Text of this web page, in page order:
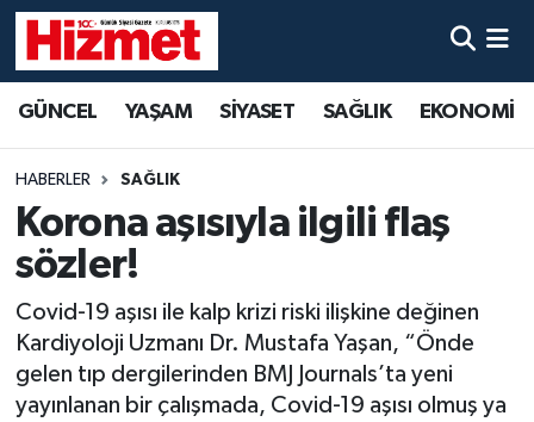
GÜNCEL YAŞAM SİYASET SAĞLIK EKONOMİ
HABERLER SAĞLIK
Korona aşısıyla ilgili flaş
sözler!
Covid-19 aşısı ile kalp krizi riski ilişkine değinen
Kardiyoloji Uzmanı Dr. Mustafa Yaşan, “Önde
gelen tıp dergilerinden BMJ Journals’ta yeni
yayınlanan bir çalışmada, Covid-19 aşısı olmuş ya
YAŞAM
SİYASET
SAĞLIK
EKONOMİ
KÜLTÜR SANAT
Denizli Hava Durumu
Denizli Trafik Yoğunluk Haritası
Süper Lig Puan Durumu ve Fikstür
Tüm Manşetler
Son Dakika Haberleri